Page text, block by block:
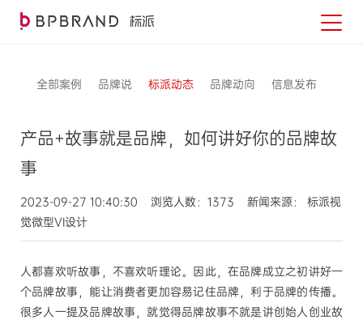
全部案例 品牌说 标派动态 品牌动向 信息发布
产品+故事就是品牌，如何讲好你的品牌故
事
2023-09-27 10:40:30 浏览人数：1373 新闻来源： 标派视
觉微型VI设计
人都喜欢听故事，不喜欢听理论。因此，在品牌成立之初讲好一
个品牌故事，能让消费者更加容易记住品牌，利于品牌的传播。
很多人一提及品牌故事，就觉得品牌故事不就是讲创始人创业故